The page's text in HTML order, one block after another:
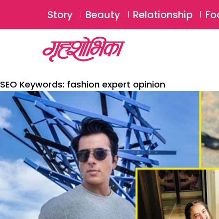
Story Beauty Relationship
SEO Keywords: fashion expert opinion